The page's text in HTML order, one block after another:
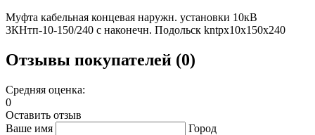
Муфта кабельная концевая наружн. установки 10кВ
3КНтп-10-150/240 с наконечн. Подольск kntpx10x150x240
Отзывы покупателей (0)
Средняя оценка:
0
Оставить отзыв
Ваше имя
Город